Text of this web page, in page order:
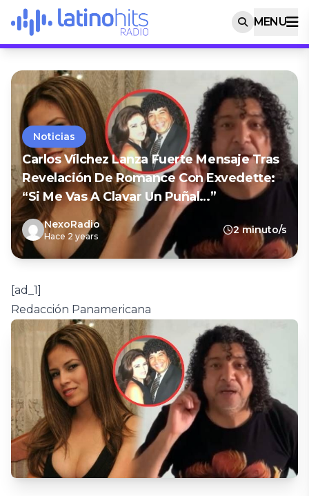
MENU
Noticias
Carlos Vílchez Lanza Fuerte Mensaje Tras
Revelación De Romance Con Exvedette:
“Si Me Vas A Clavar Un Puñal…”
NexoRadio
Hace 2 years
2 minuto/s
[ad_1]
Redacción Panamericana